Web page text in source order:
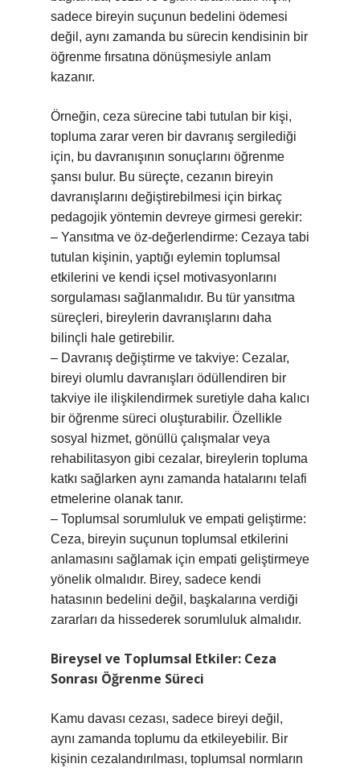
sadece bireyin suçunun bedelini ödemesi
değil, aynı zamanda bu sürecin kendisinin bir
öğrenme fırsatına dönüşmesiyle anlam
kazanır.
Örneğin, ceza sürecine tabi tutulan bir kişi,
topluma zarar veren bir davranış sergilediği
için, bu davranışının sonuçlarını öğrenme
şansı bulur. Bu süreçte, cezanın bireyin
davranışlarını değiştirebilmesi için birkaç
pedagojik yöntemin devreye girmesi gerekir:
– Yansıtma ve öz-değerlendirme: Cezaya tabi
tutulan kişinin, yaptığı eylemin toplumsal
etkilerini ve kendi içsel motivasyonlarını
sorgulaması sağlanmalıdır. Bu tür yansıtma
süreçleri, bireylerin davranışlarını daha
bilinçli hale getirebilir.
– Davranış değiştirme ve takviye: Cezalar,
bireyi olumlu davranışları ödüllendiren bir
takviye ile ilişkilendirmek suretiyle daha kalıcı
bir öğrenme süreci oluşturabilir. Özellikle
sosyal hizmet, gönüllü çalışmalar veya
rehabilitasyon gibi cezalar, bireylerin topluma
katkı sağlarken aynı zamanda hatalarını telafi
etmelerine olanak tanır.
– Toplumsal sorumluluk ve empati geliştirme:
Ceza, bireyin suçunun toplumsal etkilerini
anlamasını sağlamak için empati geliştirmeye
yönelik olmalıdır. Birey, sadece kendi
hatasının bedelini değil, başkalarına verdiği
zararları da hissederek sorumluluk almalıdır.
Bireysel ve Toplumsal Etkiler: Ceza
Sonrası Öğrenme Süreci
Kamu davası cezası, sadece bireyi değil,
aynı zamanda toplumu da etkileyebilir. Bir
kişinin cezalandırılması, toplumsal normların